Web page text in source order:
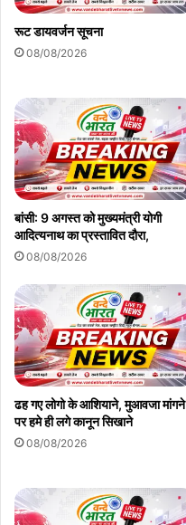
रूट डायवर्जन सूचना
08/08/2026
बांसी: 9 अगस्त को मुख्यमंत्री योगी
आदित्यनाथ का प्रस्तावित दौरा,
08/08/2026
ढह गए लोगो के आशियाने, मुआवजा मांगने
पर हमे ही लगे कानून सिखाने
08/08/2026